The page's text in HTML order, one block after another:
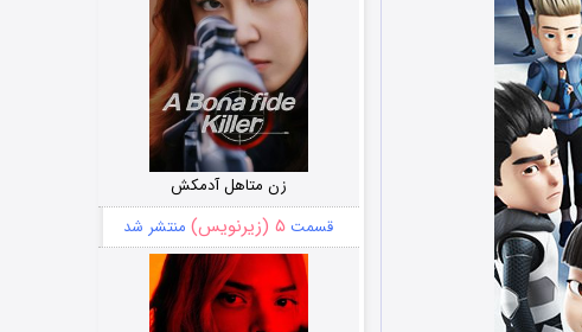
زن متاهل آدمکش
قسمت ۵ (زیرنویس) منتشر شد